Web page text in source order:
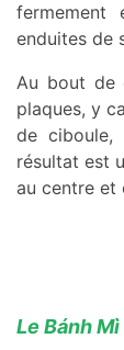
fermement
enduites de
Au bout de
plaques, y
de ciboule,
résultat est
au centre et
Le Bánh